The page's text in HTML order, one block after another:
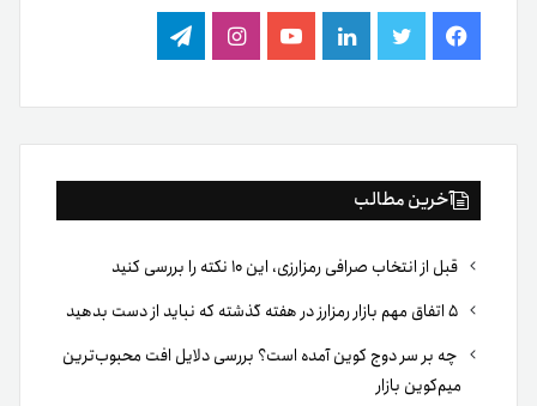
فیس
بوک
توییتر لینکدینیوتیوباینستاگرام
تلگرام
آخرین مطالب
قبل از انتخاب صرافی رمزارزی، این ۱۰ نکته را بررسی کنید
چه بر سر دوج کوین آمده است؟ بررسی دلایل افت محبوب‌ترین
میم‌کوین بازار